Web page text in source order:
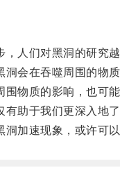
人们对黑洞的研究越
在吞噬周围的物质
物质的影响，也可能
于我们更深入地了
加速现象，或许可以